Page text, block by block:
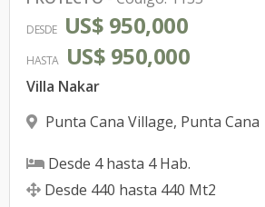
DESDE US$ 950,000
HASTA US$ 950,000
Villa Nakar
Punta Cana Village, Punta Cana
Desde 4 hasta 4Hab.
Desde 440 hasta 440 Mt2